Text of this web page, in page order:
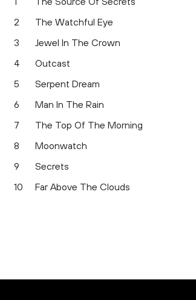
2
The Watchful Eye
3
Jewel In The Crown
4
Outcast
5
Serpent Dream
6
Man In The Rain
7
The Top Of The Morning
8
Moonwatch
9
Secrets
10
Far Above The Clouds